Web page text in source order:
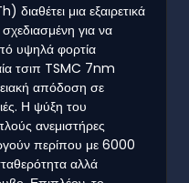
μια εξαιρετικά
για να
υψηλά φορτία
τσιπ TSMC 7nm
απόδοση σε
Η ψύξη του
ανεμιστήρες
περίπου με 6000
αλλά